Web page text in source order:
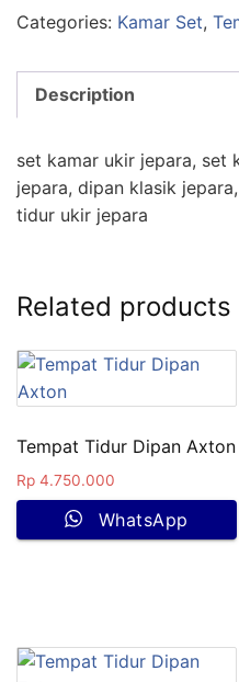
Categories: Kamar Set,
Description
set kamar ukir jepara, set
jepara, dipan klasik
tidur ukir jepara
Related products
Tempat Tidur Dipan Axton
Rp 4.750.000
WhatsApp